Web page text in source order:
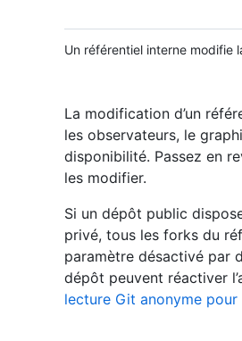
Un référentiel interne modifie
La modification d’un
les observateurs, le
disponibilité. Passez en
les modifier.
Si un dépôt public
privé, tous les forks du
paramètre désactivé par
dépôt peuvent réactiver
lecture Git anonyme